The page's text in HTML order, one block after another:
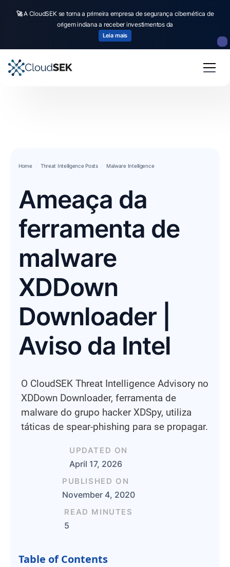
🚀A CloudSEK se torna a primeira empresa de segurança cibernética de
origem indiana a receber investimentos da
Leia mais
Home Threat Intelligence Posts Malware Intelligence
Ameaça da
ferramenta de
malware
XDDown
Downloader |
Aviso da Intel
O CloudSEK Threat Intelligence Advisory no
XDDown Downloader, ferramenta de
malware do grupo hacker XDSpy, utiliza
táticas de spear-phishing para se propagar.
UPDATED ON
April 17, 2026
PUBLISHED ON
November 4, 2020
READ MINUTES
5
Table of Contents